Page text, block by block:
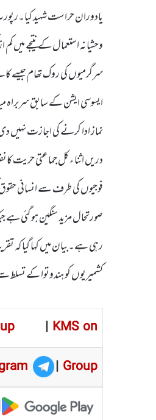
یادوران حراست شہید
ایسوسی ایشن کے سابق سربراہ
نماز ادا کرنے کی اجازت نہیں
دریں اثنا ء کل جماعتی حریت
صورتحال مزید سنگین ہو گئی ہے
کشمیریوں کو ہندوتوا کے
| KMS on
| Group